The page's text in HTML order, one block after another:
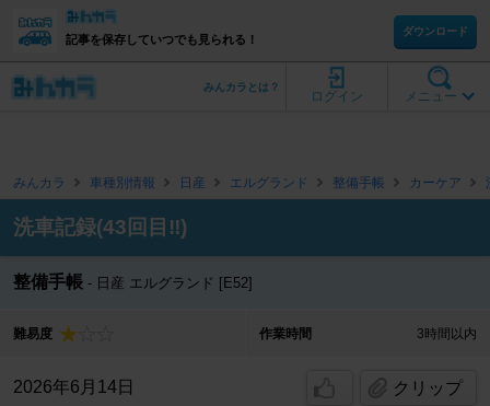
記事を保存していつでも見られる！
ダウンロード
メニュー
ログイン
みんカラとは？
みんカラ 車種別情報 日産 エルグランド 整備手帳 カーケア
洗車記録(43回目‼️)
整備手帳 日産 エルグランド [E52]
難易度 作業時間 3時間以内
2026年6月14日 クリップ